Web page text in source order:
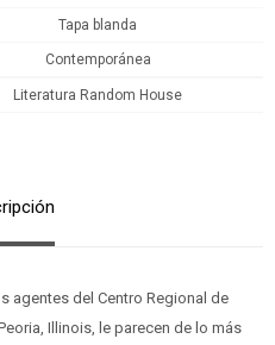
Tapa blanda
Contemporánea
Literatura Random House
agentes del Centro Regional de
Illinois, le parecen de lo más